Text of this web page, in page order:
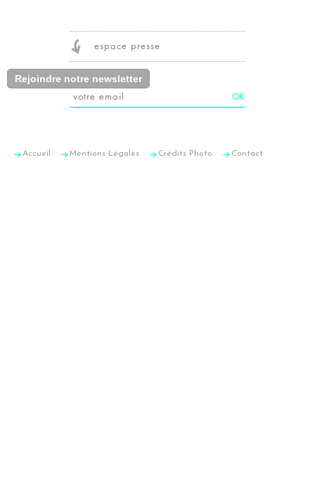
espace presse
Rejoindre notre newsletter
Accueil Mentions Légales Crédits Photo Contact